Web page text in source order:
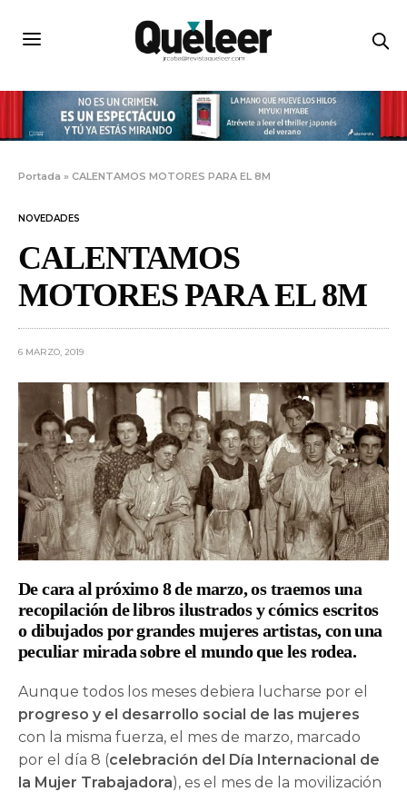
Portada »CALENTAMOS MOTORES PARA EL 8M
NOVEDADES
CALENTAMOS
MOTORES PARA EL 8M
6 MARZO, 2019
De cara al próximo 8 de marzo, os traemos una
recopilación de libros ilustrados y cómics escritos
o dibujados por grandes mujeres artistas, con una
peculiar mirada sobre el mundo que les rodea.
Aunque todos los meses debiera lucharse por el
progreso y el desarrollo social de las mujeres
con la misma fuerza, el mes de marzo, marcado
por el día 8 (celebración del Día Internacional de
la Mujer Trabajadora), es el mes de la movilización